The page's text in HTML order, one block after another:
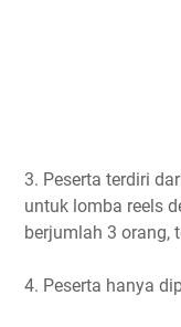
3. Peserta terdiri
untuk lomba reels
berjumlah 3 orang,
4. Peserta hanya